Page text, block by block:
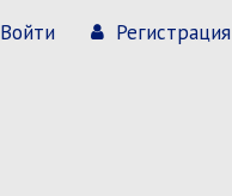
Войти Регистрация